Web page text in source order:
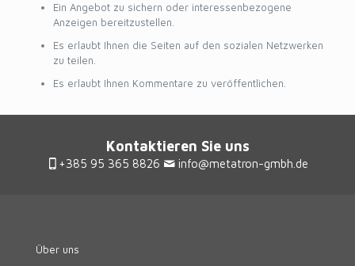
Ein Angebot zu sichern oder interessenbezogene
Anzeigen bereitzustellen.
Es erlaubt Ihnen die Seiten auf den sozialen Netzwerken
zu teilen.
Es erlaubt Ihnen Kommentare zu veröffentlichen.
Kontaktieren Sie uns
+385 95 365 8826 info@metatron-gmbh.de
Über uns